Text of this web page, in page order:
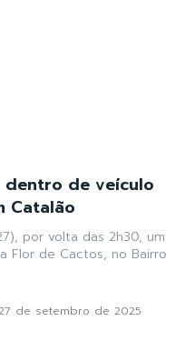
de veículo
Catalão
por volta das 2h30, um
Flor de Cactos, no Bairro
de setembro de 2025